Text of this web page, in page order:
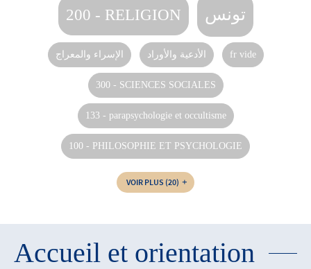
200 - RELIGION تونس
الإسراء والمعراج الأدعية والأوراد fr vide
300 - SCIENCES SOCIALES
133 - parapsychologie et occultisme
100 - PHILOSOPHIE ET PSYCHOLOGIE
VOIR PLUS (20)
Accueil et orientation